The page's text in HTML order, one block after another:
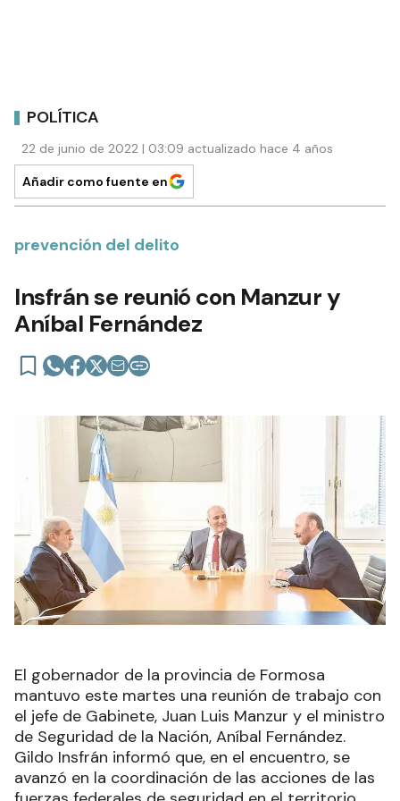
POLÍTICA
22 de junio de 2022 | 03:09 actualizado hace 4 años
Añadir como fuente en
prevención del delito
Insfrán se reunió con Manzur y
Aníbal Fernández
El gobernador de la provincia de Formosa
mantuvo este martes una reunión de trabajo con
el jefe de Gabinete, Juan Luis Manzur y el ministro
de Seguridad de la Nación, Aníbal Fernández.
Gildo Insfrán informó que, en el encuentro, se
avanzó en la coordinación de las acciones de las